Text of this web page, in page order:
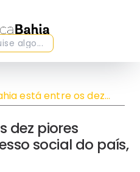
está entre os dez
estados em
social do país,
IPS Brasil
dez piores
social do país,